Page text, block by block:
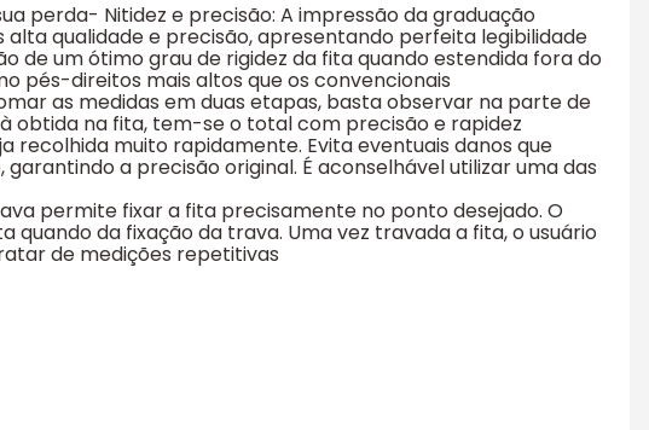
perda- Nitidez e precisão: A impressão da graduação
qualidade e precisão, apresentando perfeita legibilidade
de um ótimo grau de rigidez da fita quando estendida fora do
pés-direitos mais altos que os convencionais
as medidas em duas etapas, basta observar na parte de
obtida na fita, tem-se o total com precisão e rapidez
muito rapidamente. Evita eventuais danos que
a precisão original. É aconselhável utilizar uma das
permite fixar a fita precisamente no ponto desejado. O
da fixação da trava. Uma vez travada a fita, o usuário
de medições repetitivas